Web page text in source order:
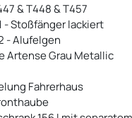
& T448 & T457
- Stoßfänger lackiert
- Alufelgen
Artense Grau Metallic
Fahrerhaus